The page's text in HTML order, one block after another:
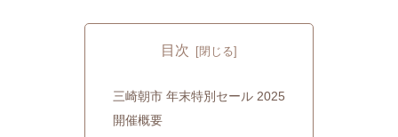
目次
三崎朝市 年末特別セール 2025
開催概要